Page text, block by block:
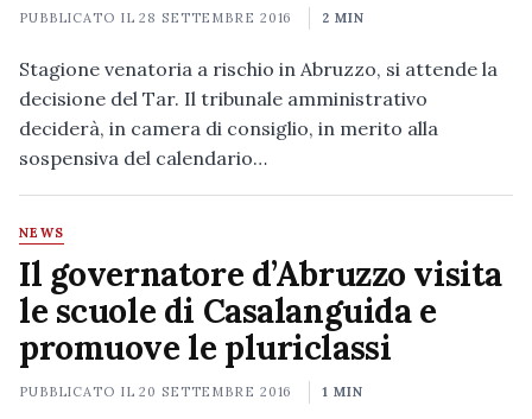
PUBBLICATO IL28 SETTEMBRE 2016 2 MIN
Stagione venatoria a rischio in Abruzzo, si attende la
decisione del Tar. Il tribunale amministrativo
deciderà, in camera di consiglio, in merito alla
sospensiva del calendario…
NEWS
Il governatore d’Abruzzo visita
le scuole di Casalanguida e
promuove le pluriclassi
PUBBLICATO IL20 SETTEMBRE 2016 1 MIN